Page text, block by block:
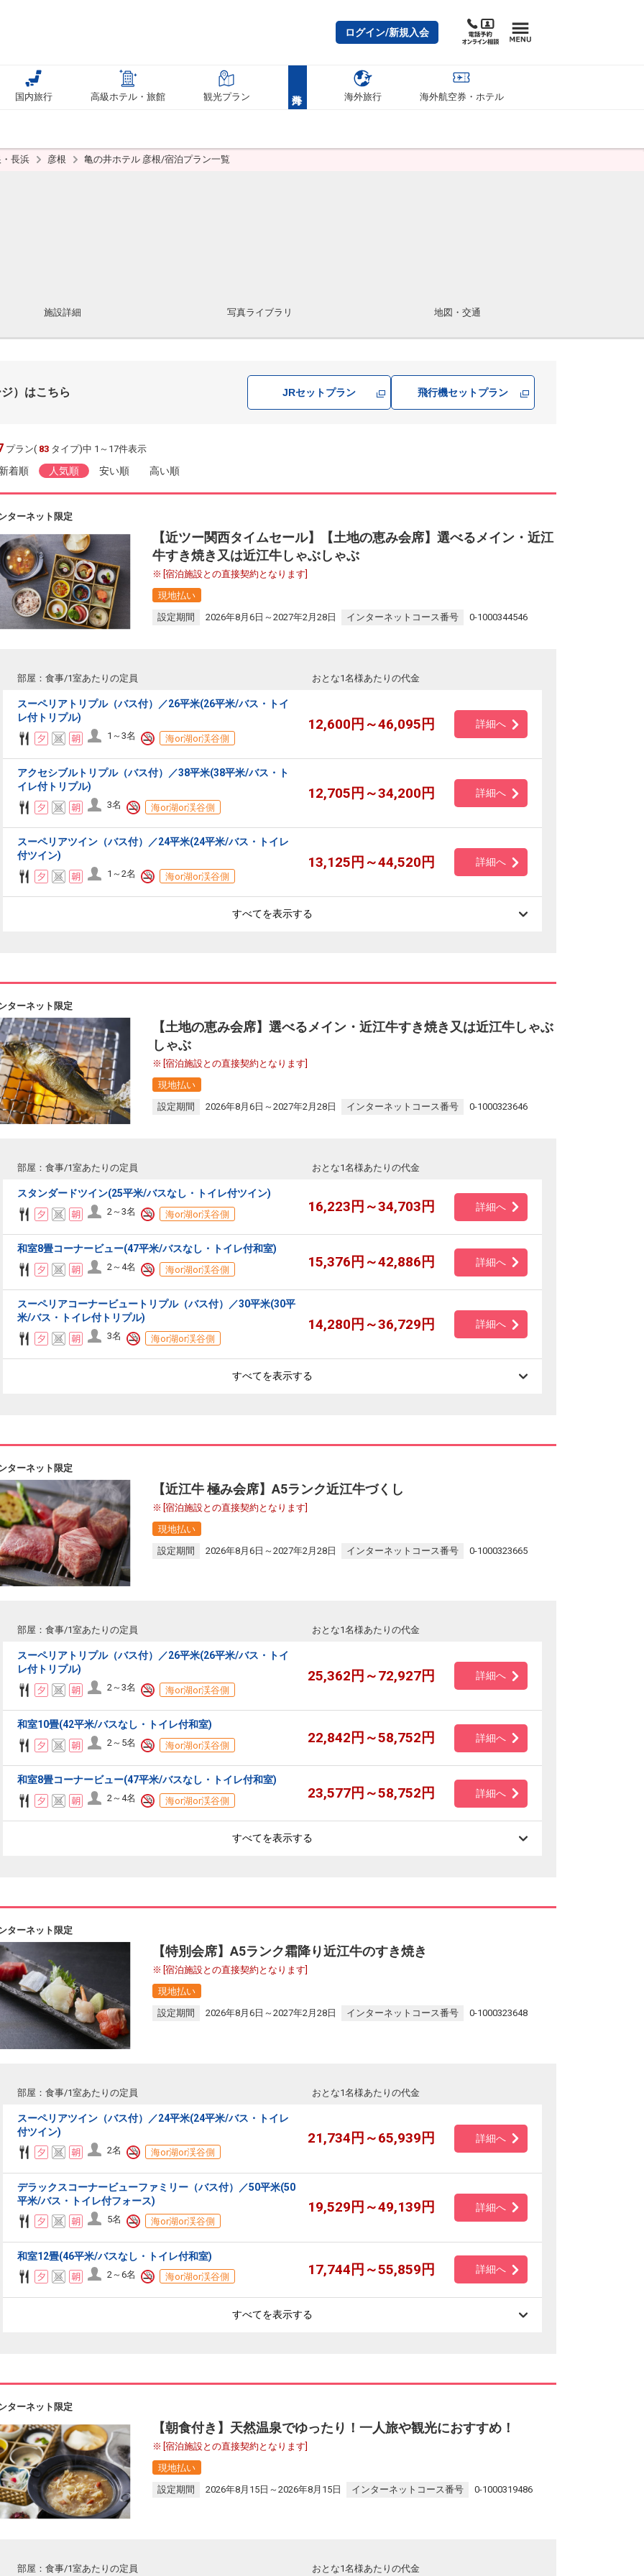
ログイン/新規入会
国内旅行 高級ホテル・旅館 観光プラン 海外旅行 海外航空券・ホテル
長浜 彦根 亀の井ホテル 彦根/宿泊プラン一覧
施設詳細 写真ライブラリ 地図・交通
）はこちら JRセットプラン 飛行機セットプラン
プラン( 83 タイプ)中 1～17件表示
着順 人気順 安い順 高い順
ターネット限定
【近ツー関西タイムセール】【土地の恵み会席】選べるメイン・近江
牛すき焼き又は近江牛しゃぶしゃぶ
[宿泊施設との直接契約となります]
現地払い
設定期間
2026年8月6日～2027年2月28日 インターネットコース番号 0-1000344546
部屋：食事/1室あたりの定員 おとな1名様あたりの代金
スーペリアトリプル（バス付）／26平米(26平米/バス・トイ
レ付トリプル)
1～3名 海or湖or渓谷側
12,600円～46,095円 詳細へ
アクセシブルトリプル（バス付）／38平米(38平米/バス・ト
イレ付トリプル)
3名 海or湖or渓谷側
12,705円～34,200円 詳細へ
スーペリアツイン（バス付）／24平米(24平米/バス・トイレ
付ツイン)
1～2名 海or湖or渓谷側
13,125円～44,520円 詳細へ
すべてを表示する
ターネット限定
【土地の恵み会席】選べるメイン・近江牛すき焼き又は近江牛しゃぶ
しゃぶ
[宿泊施設との直接契約となります]
現地払い
設定期間
2026年8月6日～2027年2月28日 インターネットコース番号 0-1000323646
部屋：食事/1室あたりの定員 おとな1名様あたりの代金
スタンダードツイン(25平米/バスなし・トイレ付ツイン)
2～3名 海or湖or渓谷側 16,223円～34,703円 詳細へ
和室8畳コーナービュー(47平米/バスなし・トイレ付和室)
2～4名 海or湖or渓谷側 15,376円～42,886円 詳細へ
スーペリアコーナービュートリプル（バス付）／30平米(30平
米/バス・トイレ付トリプル)
3名 海or湖or渓谷側
14,280円～36,729円 詳細へ
すべてを表示する
ターネット限定
【近江牛 極み会席】A5ランク近江牛づくし
[宿泊施設との直接契約となります]
現地払い
設定期間
2026年8月6日～2027年2月28日 インターネットコース番号 0-1000323665
部屋：食事/1室あたりの定員 おとな1名様あたりの代金
スーペリアトリプル（バス付）／26平米(26平米/バス・トイ
レ付トリプル)
2～3名 海or湖or渓谷側
25,362円～72,927円 詳細へ
和室10畳(42平米/バスなし・トイレ付和室)
2～5名 海or湖or渓谷側 22,842円～58,752円 詳細へ
和室8畳コーナービュー(47平米/バスなし・トイレ付和室)
2～4名 海or湖or渓谷側 23,577円～58,752円 詳細へ
すべてを表示する
ターネット限定
【特別会席】A5ランク霜降り近江牛のすき焼き
[宿泊施設との直接契約となります]
現地払い
設定期間
2026年8月6日～2027年2月28日 インターネットコース番号 0-1000323648
部屋：食事/1室あたりの定員 おとな1名様あたりの代金
スーペリアツイン（バス付）／24平米(24平米/バス・トイレ
付ツイン)
2名 海or湖or渓谷側
21,734円～65,939円 詳細へ
デラックスコーナービューファミリー（バス付）／50平米(50
平米/バス・トイレ付フォース)
5名 海or湖or渓谷側
19,529円～49,139円 詳細へ
和室12畳(46平米/バスなし・トイレ付和室)
2～6名 海or湖or渓谷側 17,744円～55,859円 詳細へ
すべてを表示する
ターネット限定
【朝食付き】天然温泉でゆったり！一人旅や観光におすすめ！
[宿泊施設との直接契約となります]
現地払い
設定期間
2026年8月15日～2026年8月15日 インターネットコース番号 0-1000319486
部屋：食事/1室あたりの定員 おとな1名様あたりの代金